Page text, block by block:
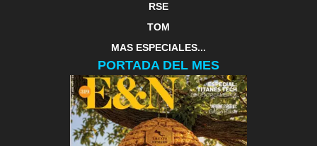
RSE
TOM
MAS ESPECIALES...
PORTADA DEL MES